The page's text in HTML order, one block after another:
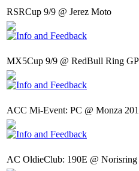
RSRCup 9/9 @ Jerez Moto
MX5Cup 9/9 @ RedBull Ring GP
ACC Mi-Event: PC @ Monza
AC OldieClub: 190E @ Norisring